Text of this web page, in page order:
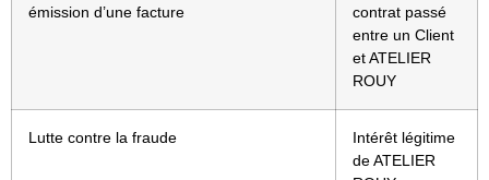
émission d’une facture
contrat passé
entre un Client
et ATELIER
ROUY
Lutte contre la fraude
Intérêt légitime
de ATELIER